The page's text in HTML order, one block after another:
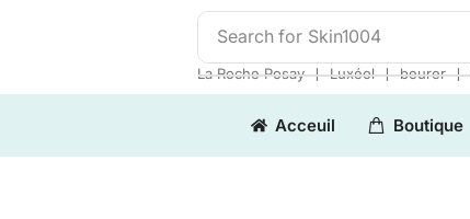
Search for Skin1004
La Roche Posay ❘ Luxéol ❘ beurer ❘
Acceuil Boutique